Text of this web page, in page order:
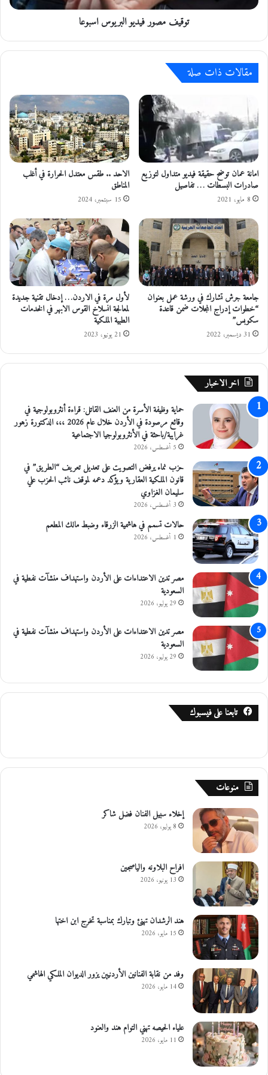
ن
ل
ر
ق
ا
ل
ـ
1
0
0
.
ص
ر
ر
ا
ب
ر
ي
و
س
ا
س
ب
ع
توقيف مصور فيديو البريوس اسبوعا
مقالات ذات صلة
امانة عمان توضح حقيقة فيديو متداول لتوزيع
صادرات البسطات … تفاصيل
8 مايو، 2021
الاحد .. طقس معتدل الحرارة في أغلب
المناطق
15 سبتمبر، 2024
جامعة جرش تشارك في ورشة عمل بعنوان
“خطوات إدراج المجلات ضمن قاعدة
سكوبس”
31 ديسمبر، 2022
لأول مرة في الاردن… إدخال تقنية جديدة
لمعالجة انسلاخ القوس الابهر في الخدمات
الطبية الملكية
21 يونيو، 2023
اخر الاخبار
حماية وظيفة الأسرة من العنف القاتل: قراءة أنثروبولوجية في
وقائع مرصودة في الأردن خلال عام 2026 ،،، الدكتورة زهور
غرايبة/باحثة في الأنثروبولوجيا الاجتماعية
5 أغسطس، 2026
حزب نماء يرفض التصويت على تعديل تعريف “الطريق” في
قانون الملكية العقارية ويؤكد دعمه لموقف نائب الحزب علي
سليمان الغزاوي
3 أغسطس، 2026
حالات تسمم في هاشمية الزرقاء وضبط مالك المطعم
1 أغسطس، 2026
مصر تدين الاعتداءات على الأردن واستهداف منشآت نفطية في
السعودية
29 يوليو، 2026
مصر تدين الاعتداءات على الأردن واستهداف منشآت نفطية في
السعودية
29 يوليو، 2026
تابعنا على فيسبوك
منوعات
إخلاء سبيل الفنان فضل شاكر
8 يوليو، 2026
افراح البلاونه والياصجين
13 يونيو، 2026
هند الرشدان تهنئ وتبارك بمناسبة تخرج ابن اختها
15 مايو، 2026
وفد من نقابة الفنانين الأردنيين يزور الديوان الملكي الهاشمي
14 مايو، 2026
علياء الحيصه تهني التوام هند والعنود
11 مايو، 2026